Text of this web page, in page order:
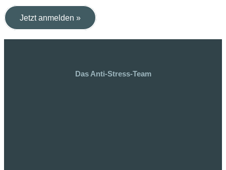
Jetzt anmelden »
Das Anti-Stress-Team